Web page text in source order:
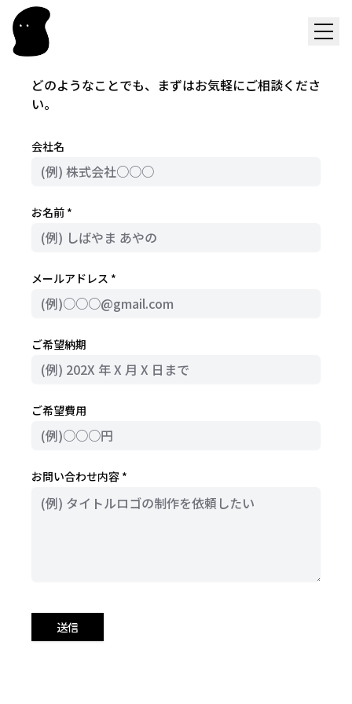
どのようなことでも、まずはお気軽にご相談くださ
い。
会社名
お名前 *
メールアドレス *
ご希望納期
ご希望費用
お問い合わせ内容 *
送信